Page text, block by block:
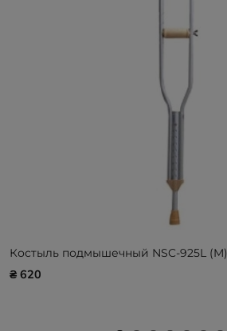
Костыль подмышечный NSC-925L (M)
₴ 620